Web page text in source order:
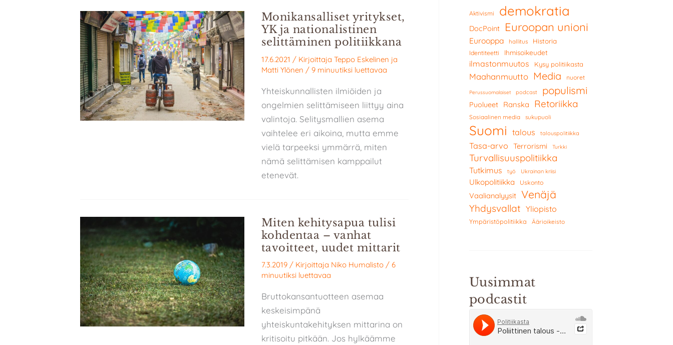
Monikansalliset yritykset,
YK ja nationalistinen
selittäminen politiikkana
17.6.2021 / Kirjoittaja Teppo Eskelinen ja
Matti Ylönen / 9 minuutiksi luettavaa
Yhteiskunnallisten ilmiöiden ja
ongelmien selittämiseen liittyy aina
valintoja. Selitysmallien asema
vaihtelee eri aikoina, mutta emme
vielä tarpeeksi ymmärrä, miten
nämä selittämisen kamppailut
etenevät.
Miten kehitysapua tulisi
kohdentaa – vanhat
tavoitteet, uudet mittarit
7.3.2019 / Kirjoittaja Niko Humalisto/ 6
minuutiksi luettavaa
Bruttokansantuotteen asemaa
keskeisimpänä
yhteiskuntakehityksen mittarina on
kritisoitu pitkään. Jos hylkäämme
Aktivismi demokratia
DocPoint Euroopan unioni
Eurooppa hallitus Historia
Identiteetti Ihmisoikeudet
ilmastonmuutos Kysy politiikasta
Maahanmuutto Media nuoret
Perussuomalaiset podcast populismi
Puolueet Ranska Retoriikka
Sosiaalinen media sukupuoli
Suomi talous talouspolitiikka
Tasa-arvo Terrorismi Turkki
Turvallisuuspolitiikka
Tutkimus työ Ukrainan kriisi
Ulkopolitiikka Uskonto
Vaalianalyysit Venäjä
Yhdysvallat Yliopisto
Ympäristöpolitiikka Äärioikeisto
Uusimmat
podcastit